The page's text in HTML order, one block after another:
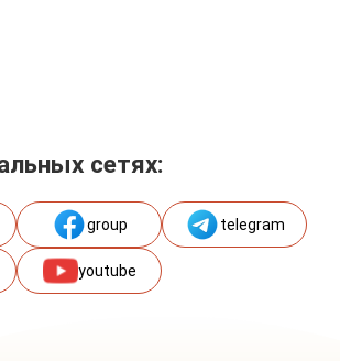
сетях:
group telegram
youtube